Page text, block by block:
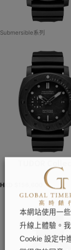
Submersible系列
HKD $
本網站使用一
升線上體驗。
Cookie 設定中